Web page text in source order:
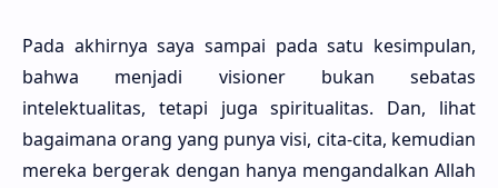
Pada akhirnya saya sampai pada satu kesimpulan,
bahwa menjadi visioner bukan sebatas
intelektualitas, tetapi juga spiritualitas. Dan, lihat
bagaimana orang yang punya visi, cita-cita, kemudian
mereka bergerak dengan hanya mengandalkan Allah